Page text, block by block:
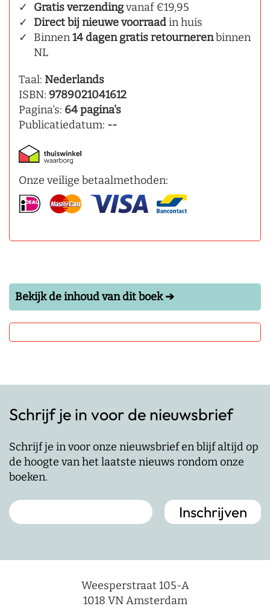
Gratis verzendingvanaf €19,95
Direct bij nieuwe voorraadin huis
Binnen14 dagen gratis retournerenbinnen
NL
Taal: Nederlands
ISBN: 9789021041612
Pagina's: 64 pagina's
Publicatiedatum: --
Onze veilige betaalmethoden:
Bekijk de inhoud van dit boek ➔
Schrijf je in voor de nieuwsbrief
Schrijf je in voor onze nieuwsbrief en blijf altijd op
de hoogte van het laatste nieuws rondom onze
boeken.
Weesperstraat 105-A
1018 VN Amsterdam